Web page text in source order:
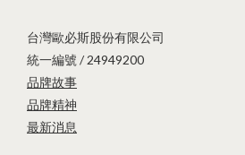
台灣歐必斯股份有限公司
統一編號 / 24949200
品牌故事
品牌精神
最新消息